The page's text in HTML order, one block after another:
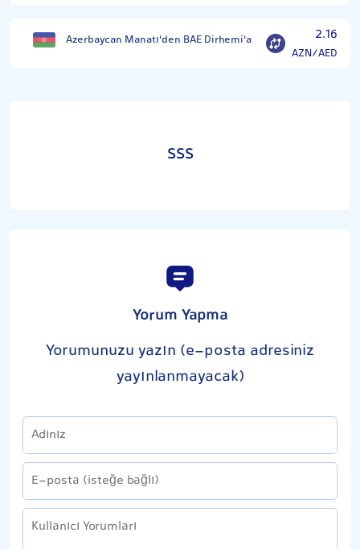
Azerbaycan Manatı'den BAE Dirhemi'a 2.16
AZN/AED
SSS
Yorum Yapma
Yorumunuzu yazın (e-posta adresiniz
yayınlanmayacak)